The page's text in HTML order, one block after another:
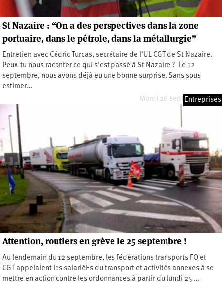
St Nazaire : “On a des perspectives dans la zone
portuaire, dans le pétrole, dans la métallurgie”
Entretien avec Cédric Turcas, secrétaire de l'UL CGT de St Nazaire.
Peux-tu nous raconter ce qui s'est passé à St Nazaire ? Le 12
septembre, nous avons déjà eu une bonne surprise. Sans sous
estimer…
Mardi 26 septembre 2017
Entreprises
Attention, routiers en grève le 25 septembre !
Au lendemain du 12 septembre, les fédérations transports FO et
CGT appelaient les salariéEs du transport et activités annexes à se
mettre en action contre les ordonnances à partir du lundi 25 …